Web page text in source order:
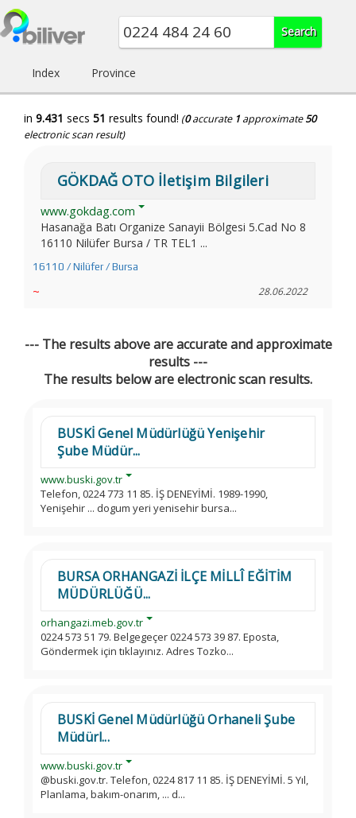
Index Province
in 9.431 secs 51 results found! (0accurate 1 approximate50
electronic scan result)
GÖKDAĞ OTO İletişim Bilgileri
www.gokdag.com
Hasanağa Batı Organize Sanayii Bölgesi 5.Cad No 8
16110 Nilüfer Bursa / TR TEL1 ...
16110 / Nilüfer / Bursa
~ 28.06.2022
--- The results above are accurate and approximate
results ---
The results below are electronic scan results.
BUSKİ Genel Müdürlüğü Yenişehir
Şube Müdür...
www.buski.gov.tr
Telefon, 0224 773 11 85. İŞ DENEYİMİ. 1989-1990,
Yenişehir ... dogum yeri yenisehir bursa...
BURSA ORHANGAZİ İLÇE MİLLÎ EĞİTİM
MÜDÜRLÜĞÜ...
orhangazi.meb.gov.tr
0224 573 51 79. Belgegeçer 0224 573 39 87. Eposta,
Göndermek için tıklayınız. Adres Tozko...
BUSKİ Genel Müdürlüğü Orhaneli Şube
Müdürl...
www.buski.gov.tr
@buski.gov.tr. Telefon, 0224 817 11 85. İŞ DENEYİMİ. 5 Yıl,
Planlama, bakım-onarım, ... d...